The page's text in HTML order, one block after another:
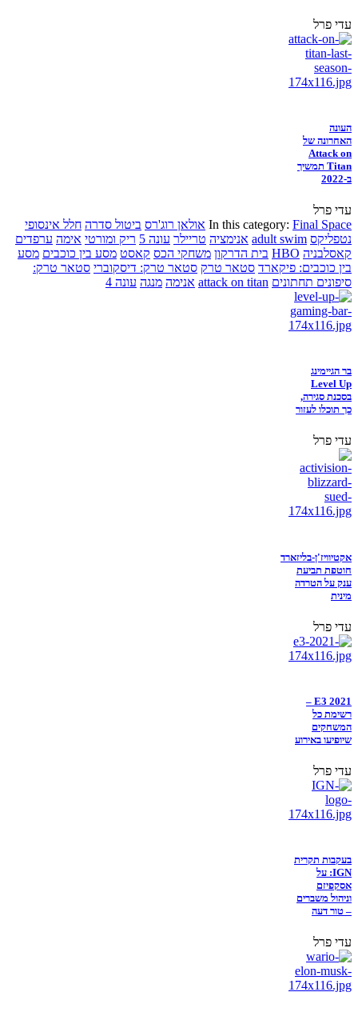
עדי פרל
העונה
האחרונה של
Attack on
Titan תמשיך
ב-2022
עדי פרל
In this category: Final Space אולאן רוג'רס ביטול סדרה חלל אינסופי
נטפליקס adult swim אנימציה טריילר עונה 5 ריק ומורטי אימה ערפדים
קאסלבניה HBO בית הדרקון משחקי הכס קאסט מסע בין כוכבים מסע
בין כוכבים: פיקארד סטאר טרק סטאר טרק: דיסקוברי סטאר טרק:
סיפונים תחתונים attack on titan אנימה מנגה עונה 4
בר הגיימינג
Level Up
בסכנת סגירה,
כך תוכלו לעזור
עדי פרל
אקטיוויז'ן-בליזארד
חוטפת תביעת
ענק על הטרדה
מינית
עדי פרל
E3 2021 –
רשימת כל
המשחקים
שיופיעו באירוע
עדי פרל
בעקבות תקרית
IGN: על
אסקפיזם
וניהול משברים
– טור דעה
עדי פרל